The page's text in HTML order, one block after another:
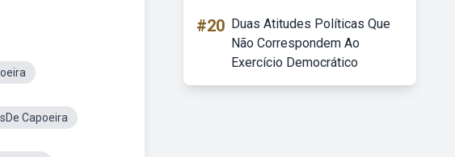
Capoeira
#20 Duas Atitudes Políticas Que
Não Correspondem Ao
Exercício Democrático